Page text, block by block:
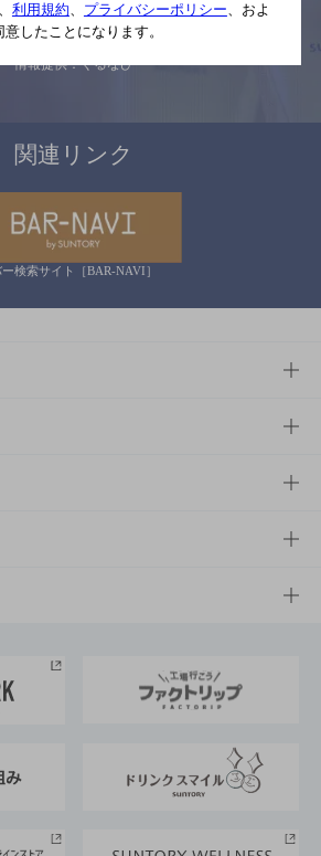
す。
情報提供：ぐるなび
関連リンク
ー検索サイト［BAR-NAVI］
ーズ大阪
TOP
るサステナビリティ経営
利用規約、 プライバシーポリシー、およ
したことになります。